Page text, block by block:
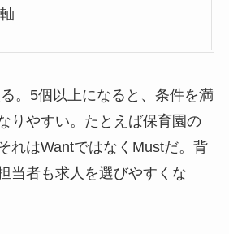
。5個以上になると、条件を満
りやすい。たとえば保育園の
れはWantではなくMustだ。背
当者も求人を選びやすくな